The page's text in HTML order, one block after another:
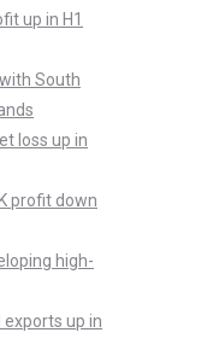
up in H1
South
loss up in
profit down
high-
up in